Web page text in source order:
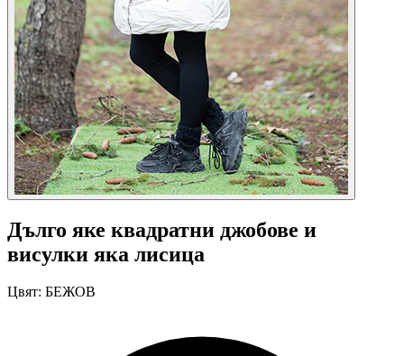
Дълго яке квадратни джобове и
висулки яка лисица
Цвят: БЕЖОВ